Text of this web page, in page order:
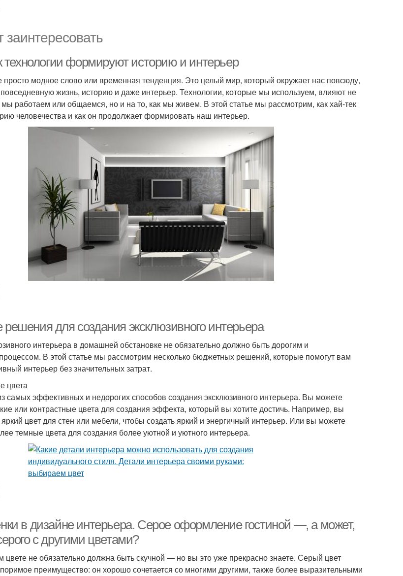
технологии формируют историю и интерьер
модное слово или временная тенденция. Это целый мир, который окружает нас повсюду,
жизнь, историю и даже интерьер. Технологии, которые мы используем, влияют не
мы работаем или общаемся, но и на то, как мы живем. В этой статье мы рассмотрим, как хай-тек
человечества и как он продолжает формировать наш интерьер.
для создания эксклюзивного интерьера
интерьера в домашней обстановке не обязательно должно быть дорогим и
В этой статье мы рассмотрим несколько бюджетных решений, которые помогут вам
интерьер без значительных затрат.
цвета
самых эффективных и недорогих способов создания эксклюзивного интерьера. Вы можете
или контрастные цвета для создания эффекта, который вы хотите достичь. Например, вы
цвет для стен или мебели, чтобы создать яркий и энергичный интерьер. Или вы можете
темные цвета для создания более уютной и уютного интерьера.
в дизайне интерьера. Серое оформление гостиной —, а может,
с другими цветами?
цвете не обязательно должна быть скучной — но вы это уже прекрасно знаете. Серый цвет
преимущество: он хорошо сочетается со многими другими, также более выразительными